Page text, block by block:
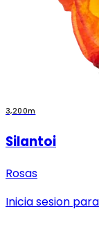
3,200m
Silantoi
Rosas
Inicia sesion